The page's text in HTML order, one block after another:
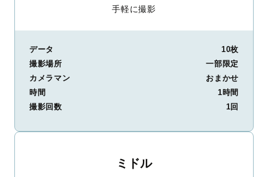
手軽に撮影
データ
10枚
撮影場所
一部限定
カメラマン
おまかせ
時間
1時間
撮影回数
1回
ミドル